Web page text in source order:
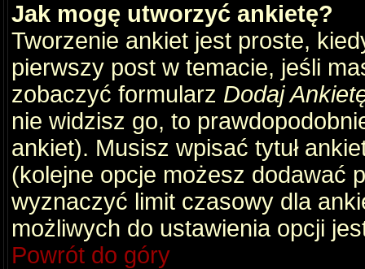
Jak mogę utworzyć ankietę?
Tworzenie ankiet jest proste,
pierwszy post w temacie, jeśli
zobaczyć formularz Dodaj
nie widzisz go, to
ankiet). Musisz wpisać tytuł
(kolejne opcje możesz dodawać
wyznaczyć limit czasowy dla
możliwych do ustawienia opcji
Powrót do góry